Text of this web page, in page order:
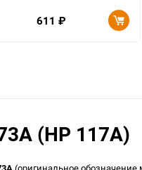
611 ₽
(HP 117A)